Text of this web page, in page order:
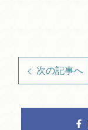
次の記事へ